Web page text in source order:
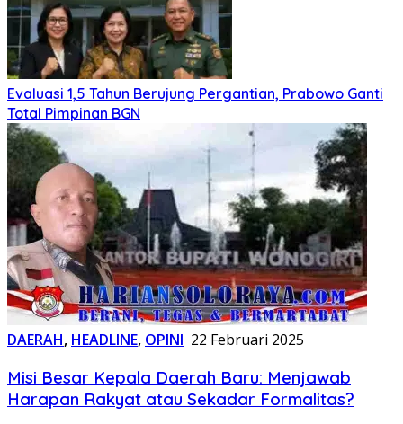
Evaluasi 1,5 Tahun Berujung Pergantian, Prabowo Ganti
Total Pimpinan BGN
DAERAH, HEADLINE, OPINI 22 Februari 2025
Misi Besar Kepala Daerah Baru: Menjawab
Harapan Rakyat atau Sekadar Formalitas?